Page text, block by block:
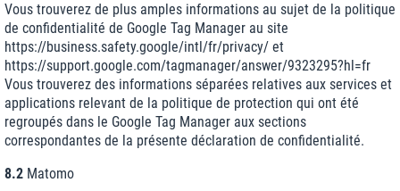
Vous trouverez de plus amples informations au sujet de la politique
de confidentialité de Google Tag Manager au site
https://business.safety.google/intl /fr/privacy/ et
https://support.google.com/tagmanager/answer/9323295?hl=fr
Vous trouverez des informations séparées relatives aux services et
applications relevant de la politique de protection qui ont été
regroupés dans le Google Tag Manager aux sections
correspondantes de la présente déclaration de confidentialité.
8.2 Matomo